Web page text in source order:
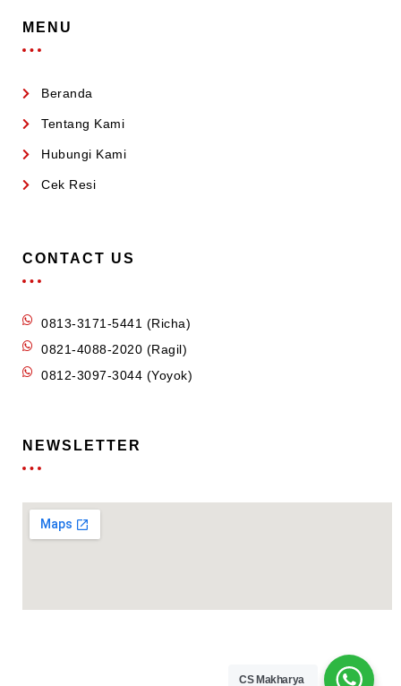
MENU
Beranda
Tentang Kami
Hubungi Kami
Cek Resi
CONTACT US
0813-3171-5441 (Richa)
0821-4088-2020 (Ragil)
0812-3097-3044 (Yoyok)
NEWSLETTER
CS Makharya